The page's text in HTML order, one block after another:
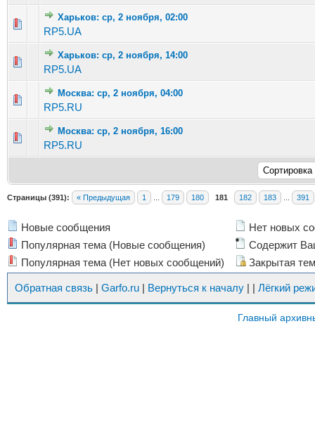
Харьков: ср, 2 ноября, 02:00
RP5.UA
Голосов: 1 - Средняя оценка: 1 из 5
123 45
Харьков: ср, 2 ноября, 14:00
RP5.UA
Голосов: 3 - Средняя оценка: 2.33 из 5
123 45
Москва: ср, 2 ноября, 04:00
RP5.RU
Голосов: 6 - Средняя оценка: 2.17 из 5
12 345
Москва: ср, 2 ноября, 16:00
RP5.RU
Голосов: 1 - Средняя оценка: 1 из 5
12 345
Страницы (391): « Предыдущая 1 179 180 181 182 183 391
Новые сообщения
Популярная тема (Новые сообщения)
Популярная тема (Нет новых сообщений)
Нет новых
Содержит
Закрытая
Обратная связь | Garfo.ru | Вернуться к началу | | Лёгкий
Главный